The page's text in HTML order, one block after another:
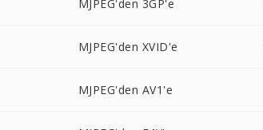
MJPEG'den 3GP'e
MJPEG'den XVID'e
MJPEG'den AV1'e